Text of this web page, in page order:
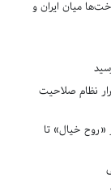
میان ایران و
نظام صلاحیت
خیال» تا